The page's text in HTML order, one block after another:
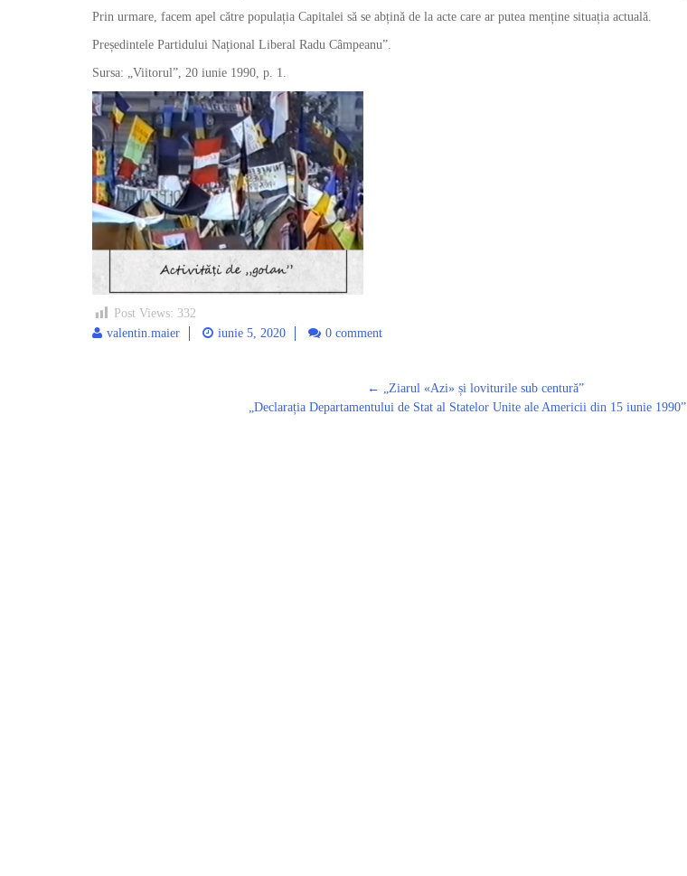
Prin urmare, facem apel către populația Capitalei să se abțină de la acte care ar putea menține situația actuală.
Președintele Partidului Național Liberal Radu Câmpeanu”.
Sursa: „Viitorul”, 20 iunie 1990, p. 1.
Post Views: 332
valentin.maier
iunie 5, 2020 0 comment
←
„Ziarul «Azi» și loviturile sub centură”
„Declarația Departamentului de Stat al Statelor Unite ale Americii din 15 iunie 1990”